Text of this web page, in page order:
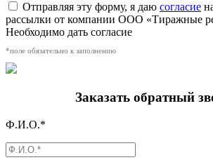
Отправляя эту форму, я даю согласие
рассылки от компании ООО «Тиражные
Необходимо дать согласие
*поле обязательно к заполнению
Заказать обратный
Ф.И.О.*